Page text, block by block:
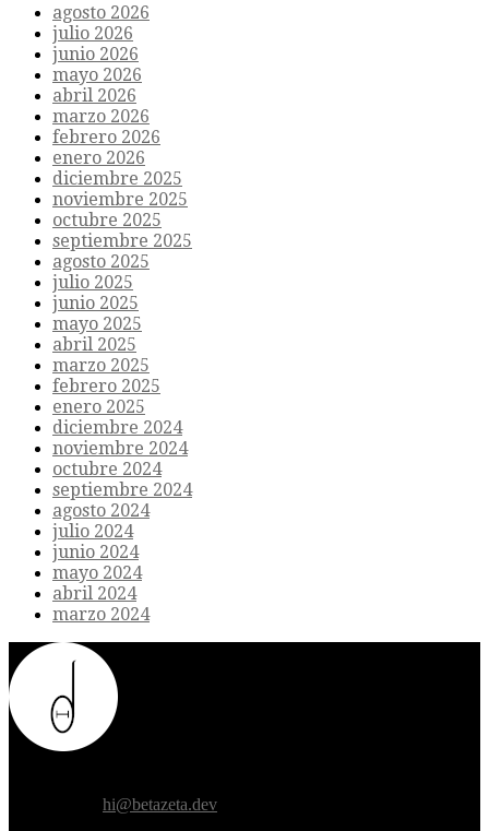
agosto 2026
julio 2026
junio 2026
mayo 2026
abril 2026
marzo 2026
febrero 2026
enero 2026
diciembre 2025
noviembre 2025
octubre 2025
septiembre 2025
agosto 2025
julio 2025
junio 2025
mayo 2025
abril 2025
marzo 2025
febrero 2025
enero 2025
diciembre 2024
noviembre 2024
octubre 2024
septiembre 2024
agosto 2024
julio 2024
junio 2024
mayo 2024
abril 2024
marzo 2024
hi@betazeta.dev